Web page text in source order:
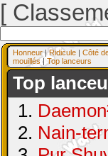
[
Honneur|Ridicule | Côté
mouillés| Top lanceurs
Top
1.
2. Nain-